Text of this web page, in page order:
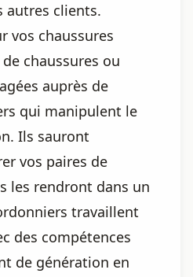
autres clients.
vos chaussures
chaussures ou
auprès de
qui manipulent le
Ils sauront
vos paires de
les rendront dans un
travaillent
des compétences
de génération en